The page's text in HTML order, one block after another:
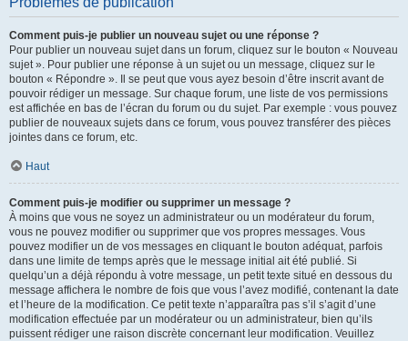
Comment puis-je publier un nouveau sujet ou une réponse ?
Pour publier un nouveau sujet dans un forum, cliquez sur le bouton « Nouveau
sujet ». Pour publier une réponse à un sujet ou un message, cliquez sur le
bouton « Répondre ». Il se peut que vous ayez besoin d’être inscrit avant de
pouvoir rédiger un message. Sur chaque forum, une liste de vos permissions
est affichée en bas de l’écran du forum ou du sujet. Par exemple : vous pouvez
publier de nouveaux sujets dans ce forum, vous pouvez transférer des pièces
jointes dans ce forum, etc.
Haut
Comment puis-je modifier ou supprimer un message ?
À moins que vous ne soyez un administrateur ou un modérateur du forum,
vous ne pouvez modifier ou supprimer que vos propres messages. Vous
pouvez modifier un de vos messages en cliquant le bouton adéquat, parfois
dans une limite de temps après que le message initial ait été publié. Si
quelqu’un a déjà répondu à votre message, un petit texte situé en dessous du
message affichera le nombre de fois que vous l’avez modifié, contenant la date
et l’heure de la modification. Ce petit texte n’apparaîtra pas s’il s’agit d’une
modification effectuée par un modérateur ou un administrateur, bien qu’ils
puissent rédiger une raison discrète concernant leur modification. Veuillez